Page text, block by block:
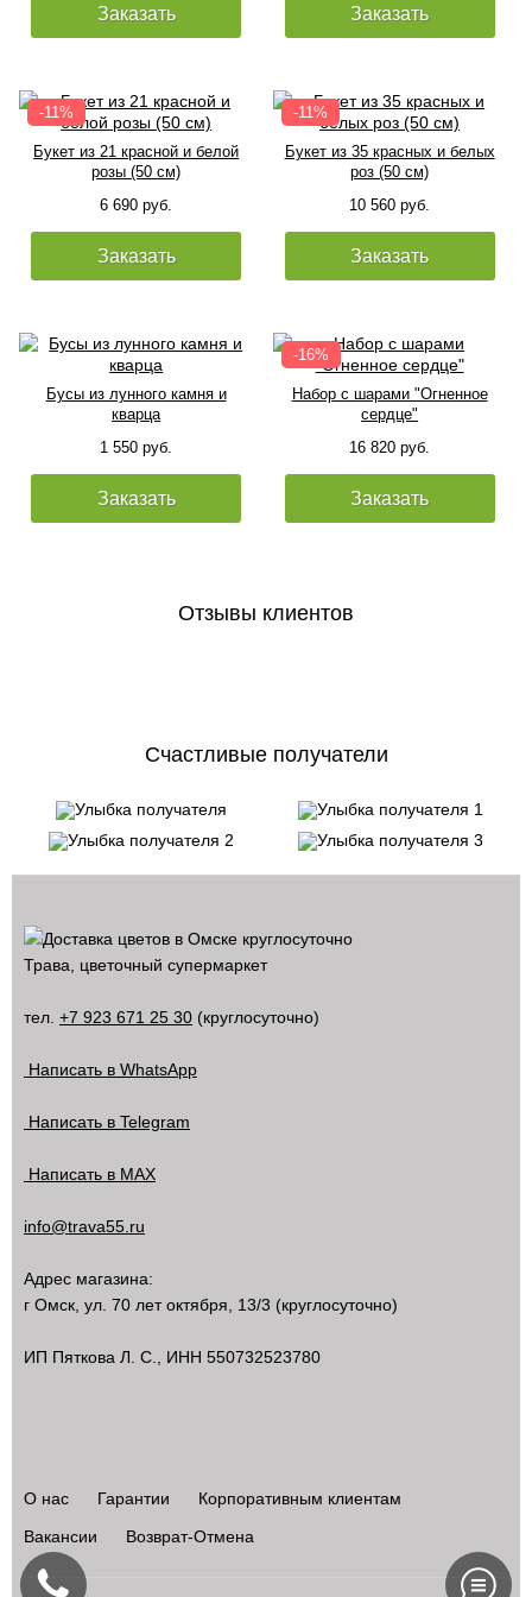
Заказать Заказать
Букет из 21 красной и белой
розы (50 см)
6 690 руб.
Заказать
Букет из 35 красных и белых
роз (50 см)
10 560 руб.
Заказать
Бусы из лунного камня и
кварца
1 550 руб.
Заказать
Набор с шарами "Огненное
сердце"
16 820 руб.
Заказать
Отзывы клиентов
Счастливые получатели
Трава, цветочный супермаркет
тел. +7 923 671 25 30 (круглосуточно)
Написать в WhatsApp
Написать в Telegram
Написать в MAX
info@trava55.ru
Адрес магазина:
г Омск ул. 70 лет октября, 13/3 (круглосуточно)
ИП Пяткова Л. С., ИНН 550732523780
О нас Гарантии
Корпоративным клиентам
Вакансии
Возврат-Отмена